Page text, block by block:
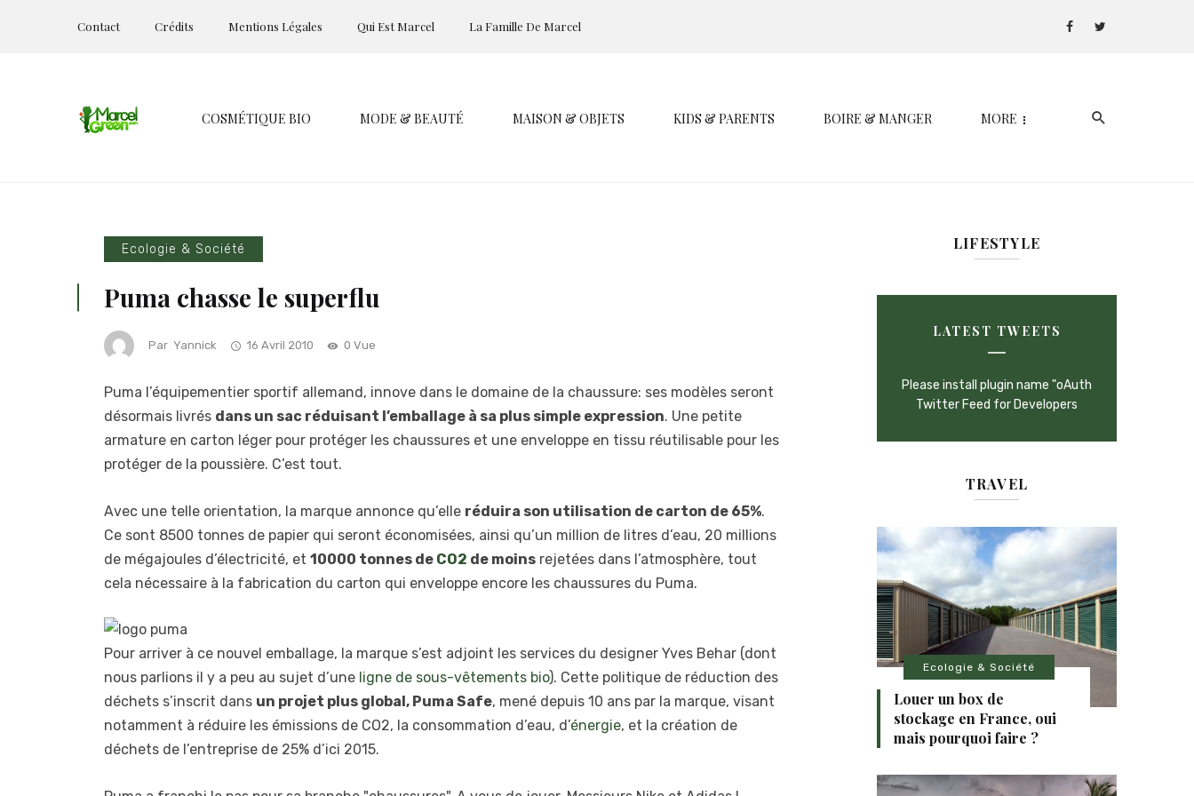
Contact Crédits Mentions Légales Qui Est Marcel La Famille De Marcel
COSMÉTIQUE BIO MODE & BEAUTÉ MAISON & OBJETS KIDS & PARENTS BOIRE & MANGER MORE
Ecologie & Société
Puma chasse le superflu
Par Yannick 16 Avril 2010 0 Vue
Puma l’équipementier sportif allemand, innove dans le domaine de la chaussure: ses modèles seront
désormais livrés dans un sac réduisant l’emballage à sa plus simple expression. Une petite
armature en carton léger pour protéger les chaussures et une enveloppe en tissu réutilisable pour les
protéger de la poussière. C’est tout.
Avec une telle orientation, la marque annonce qu’elle réduira son utilisation de carton de 65%.
Ce sont 8500 tonnes de papier qui seront économisées, ainsi qu’un million de litres d’eau, 20 millions
de mégajoules d’électricité, et 10000 tonnes de CO2 de moins rejetées dans l’atmosphère, tout
cela nécessaire à la fabrication du carton qui enveloppe encore les chaussures du Puma.
Pour arriver à ce nouvel emballage, la marque s’est adjoint les services du designer Yves Behar (dont
nous parlions il y a peu au sujet d’une ligne de sous-vêtements bio). Cette politique de réduction des
déchets s’inscrit dans un projet plus global, Puma Safe, mené depuis 10 ans par la marque, visant
notamment à réduire les émissions de CO2, la consommation d’eau, d’énergie, et la création de
déchets de l’entreprise de 25% d’ici 2015.
LIFESTYLE
LATEST TWEETS
Please install plugin name "oAuth
Twitter Feed for Developers
TRAVEL
Ecologie & Société
Louer un box de
stockage en France, oui
mais pourquoi faire ?